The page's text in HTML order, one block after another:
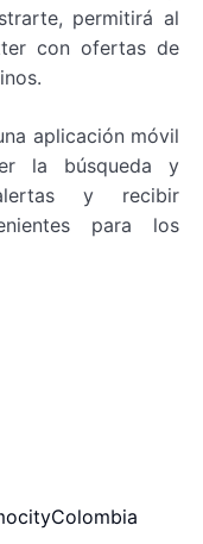
permitirá al
con ofertas de
aplicación móvil
la búsqueda y
y recibir
para los